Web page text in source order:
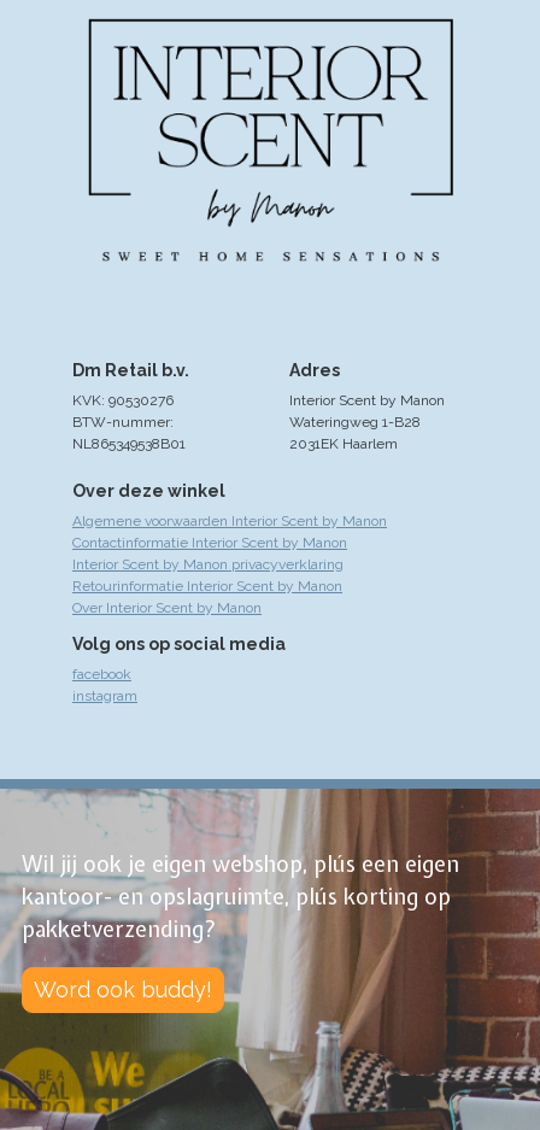
Over deze winkel
Algemene voorwaarden Interior Scent by Manon
Contactinformatie Interior Scent by Manon
Interior Scent by Manon privacyverklaring
Retourinformatie Interior Scent by Manon
Over Interior Scent by Manon
Volg ons op social media
facebook
instagram
Adres
Interior Scent by Manon
Wateringweg 1-B28
2031EK Haarlem
Dm Retail b.v.
KVK: 90530276
BTW-nummer:
NL865349538B01
Wil jij ook je eigen webshop, plús een eigen
kantoor- en opslagruimte, plús korting op
pakketverzending?
Word ook buddy!